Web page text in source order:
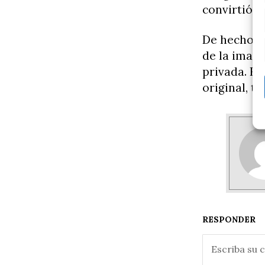
convirtió
De hecho,
de la
privada.
original,
RESPONDER